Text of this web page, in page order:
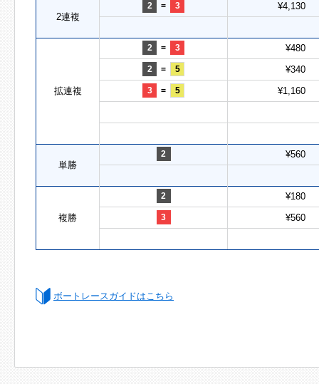
2連複
2 = 3 ¥4,130
拡連複
2 = 3 ¥480
2 = 5 ¥340
3 = 5 ¥1,160
単勝
2 ¥560
複勝
2 ¥180
3 ¥560
ボートレースガイドはこちら